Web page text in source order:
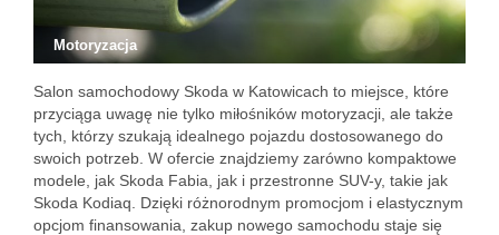
Motoryzacja
Salon samochodowy Skoda w Katowicach to miejsce, które
przyciąga uwagę nie tylko miłośników motoryzacji, ale także
tych, którzy szukają idealnego pojazdu dostosowanego do
swoich potrzeb. W ofercie znajdziemy zarówno kompaktowe
modele, jak Skoda Fabia, jak i przestronne SUV-y, takie jak
Skoda Kodiaq. Dzięki różnorodnym promocjom i elastycznym
opcjom finansowania, zakup nowego samochodu staje się